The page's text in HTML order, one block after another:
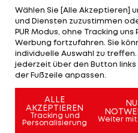
Sky-Kapitän Bradley
kritisieren, dass sie
"Local Hero" Cadel
meinte, ich sollte meinen
Rogers. "Es ist nur ein
ein Unternehmen."
Mehr zum
Wählen Sie [Alle Akzeptieren]
und Diensten zuzustimmen
PUR Modus, ohne Tracking
Werbung fortzufahren. Sie
individuelle Auswahl zu
jederzeit über den Button links
der Fußzeile anpassen.
ALLE
AKZEPTIEREN
Tracking und
Personalisierung
Weiter mit